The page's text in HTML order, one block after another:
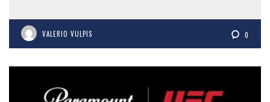
VALERIO VULPIS